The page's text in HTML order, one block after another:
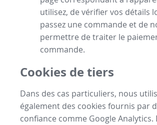
utilisez, de vérifier vos détails
passez une commande et de
permettre de traiter le
commande.
Cookies de tiers
Dans des cas particuliers, nous
également des cookies fournis par
confiance comme Google Analytics.